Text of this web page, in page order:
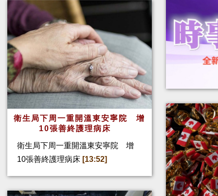
衛生局下周一重開溫東安寧院 增
10張善終護理病床
衛生局下周一重開溫東安寧院 增
10張善終護理病床 [13:52]